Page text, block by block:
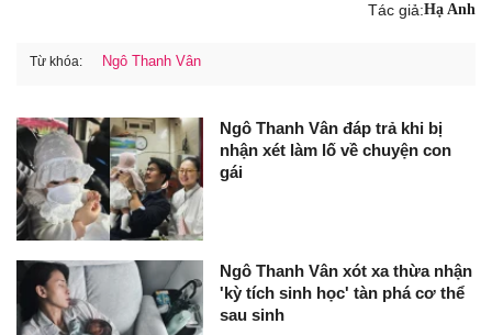
Tác giả:Hạ Anh
Từ khóa: Ngô Thanh Vân
Ngô Thanh Vân đáp trả khi bị
nhận xét làm lố về chuyện con
gái
Ngô Thanh Vân xót xa thừa nhận
'kỳ tích sinh học' tàn phá cơ thể
sau sinh